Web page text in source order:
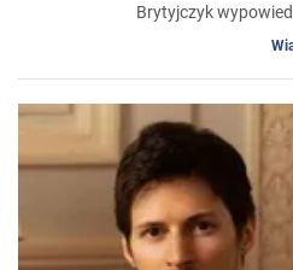
Brytyjczyk